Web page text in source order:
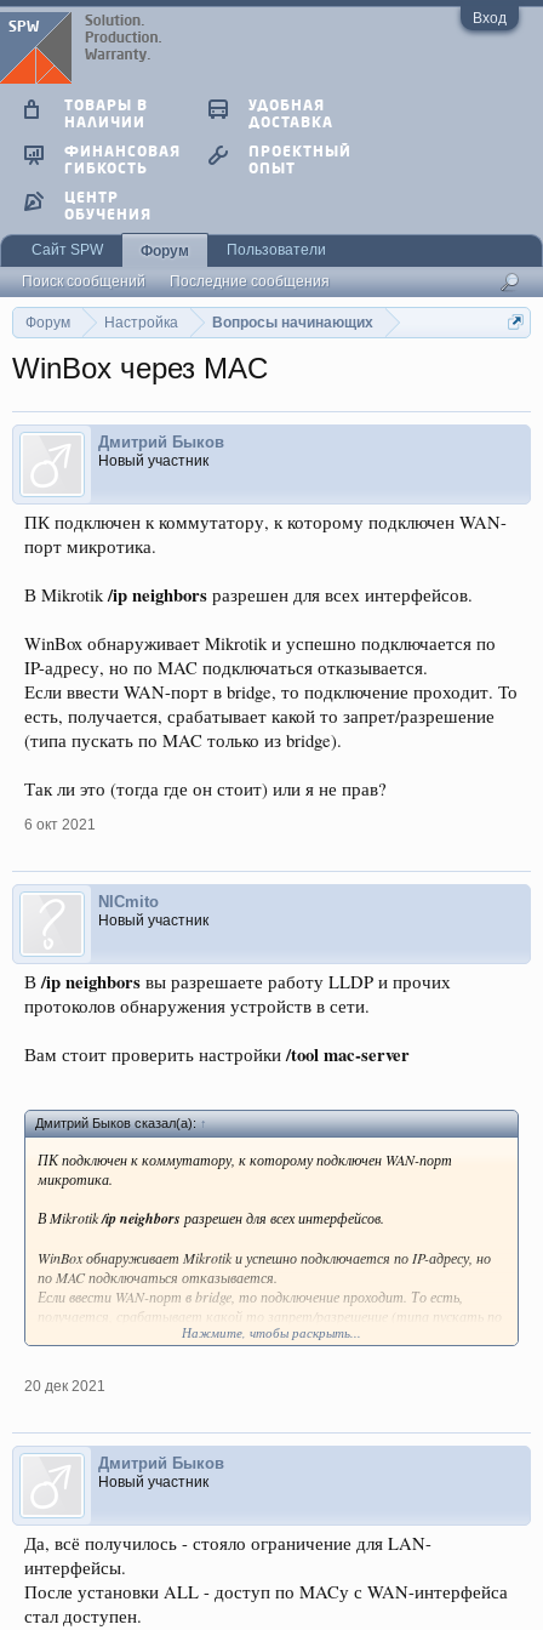
Вход
Форум Настройка Вопросы начинающих
WinBox через MAC
Дмитрий Быков
Новый участник
ПК подключен к коммутатору, к которому подключен WAN-
порт микротика.
В Mikrotik/ip neighbors разрешен для всех интерфейсов.
WinBox обнаруживает Mikrotik и успешно подключается по
IP-адресу, но по MAC подключаться отказывается.
Если ввести WAN-порт в bridge, то подключение проходит. То
есть, получается, срабатывает какой то запрет/разрешение
(типа пускать по MAC только из bridge).
Так ли это (тогда где он стоит) или я не прав?
6 окт 2021
NICmito
Новый участник
В/ip neighbors вы разрешаете работу LLDP и прочих
протоколов обнаружения устройств в сети.
Вам стоит проверить настройки/tool mac-server
Дмитрий Быков сказал(а):↑
ПК подключен к коммутатору, к которому подключен WAN-порт
микротика.
В Mikrotik/ip neighbors разрешен для всех интерфейсов.
WinBox обнаруживает Mikrotik и успешно подключается по IP-адресу, но
по MAC подключаться отказывается.
Если ввести WAN-порт в bridge, то подключение проходит. То есть,
получается, срабатывает какой то запрет/разрешение (типа пускать по
Нажмите, чтобы раскрыть...
20 дек 2021
Дмитрий Быков
Новый участник
Да, всё получилось - стояло ограничение для LAN-
интерфейсы.
После установки ALL - доступ по MACу с WAN-интерфейса
стал доступен.
ТОВАРЫ В
НАЛИЧИИ
УДОБНАЯ
ДОСТАВКА
ФИНАНСОВАЯ
ГИБКОСТЬ
ПРОЕКТНЫЙ
ОПЫТ
ЦЕНТР
ОБУЧЕНИЯ
Сайт SPW
Форум
Поиск сообщений
Последние сообщения
Пользователи